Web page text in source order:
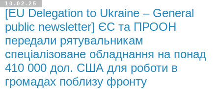
10.02.25
[EU Delegation to Ukraine – General
public newsletter] ЄС та ПРООН
передали рятувальникам
спеціалізоване обладнання на понад
410 000 дол. США для роботи в
громадах поблизу фронту